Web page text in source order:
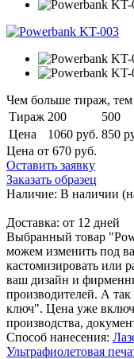
Чем больше тираж,
Тираж 200 500
Цена
1060 руб. 850
Цена от 670 руб.
Оставить заявку
Заказать образец
Наличие: В наличии
Доставка: от 12 дней
Выбранный товар
можем изменить под
кастомизировать или
ваш дизайн и
производителей. А
ключ". Цена уже
производства,
Способ нанесения:
Ультрафиолетовая